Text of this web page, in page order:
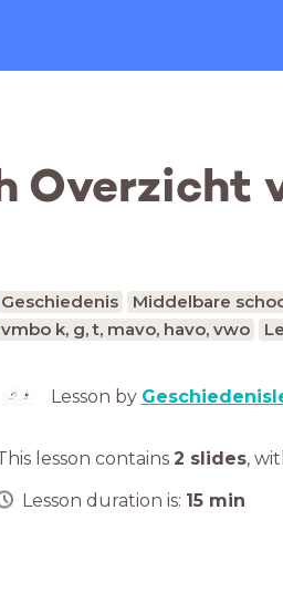
Overzicht
Geschiedenis
Middelbare
vmbo k, g, t, mavo, havo, vwo
Lesson by
lesson contains 2 slides,
Lesson duration is: 15 min